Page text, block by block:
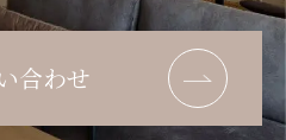
合わせ